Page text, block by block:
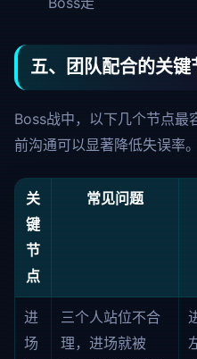
五、团队配合的关键
Boss战中，以下几个节点最
前沟通可以显著降低失误率。
关
键
节
点
常见问题
进
场
三个人站位不合
理，进场就被